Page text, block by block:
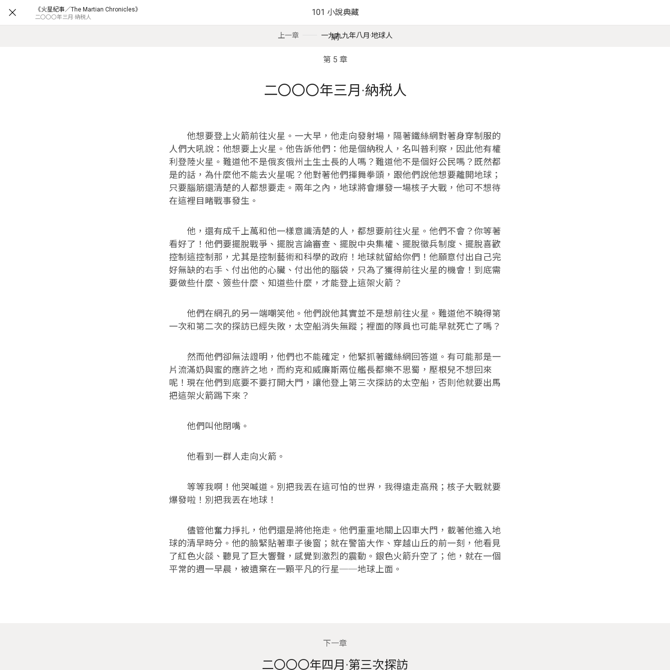
《火星紀事／The Martian Chronicles》
二〇〇〇年三月·納税人 101 小說典藏
網
上一章 一九九九年八月·地球人
第 5 章
二〇〇〇年三月·納税人
他想要登上火箭前往火星。一大早，他走向發射場，隔著鐵絲網對著身穿制服的
人們大吼說：他想要上火星。他告訴他們：他是個納稅人，名叫普利察，因此他有權
利登陸火星。難道他不是俄亥俄州土生土長的人嗎？難道他不是個好公民嗎？既然都
是的話，為什麼他不能去火星呢？他對著他們揮舞拳頭，跟他們說他想要離開地球；
只要腦筋還清楚的人都想要走。兩年之內，地球將會爆發一場核子大戰，他可不想待
在這裡目睹戰事發生。
他，還有成千上萬和他一樣意識清楚的人，都想要前往火星。他們不會？你等著
看好了！他們要擺脫戰爭、擺脫言論審查、擺脫中央集權、擺脫徵兵制度、擺脫喜歡
控制這控制那，尤其是控制藝術和科學的政府！地球就留給你們！他願意付出自己完
好無缺的右手、付出他的心臟、付出他的腦袋，只為了獲得前往火星的機會！到底需
要做些什麼、簽些什麼、知道些什麼，才能登上這架火箭？
他們在網孔的另一端嘲笑他。他們說他其實並不是想前往火星。難道他不曉得第
一次和第二次的探訪已經失敗，太空船消失無蹤；裡面的隊員也可能早就死亡了嗎？
然而他們卻無法證明，他們也不能確定，他緊抓著鐵絲網回答道。有可能那是一
片流滿奶與蜜的應許之地，而約克和威廉斯兩位艦長都樂不思蜀，壓根兒不想回來
呢！現在他們到底要不要打開大門，讓他登上第三次探訪的太空船，否則他就要出馬
把這架火箭踢下來？
他們叫他閉嘴。
他看到一群人走向火箭。
等等我啊！他哭喊道。別把我丟在這可怕的世界，我得遠走高飛；核子大戰就要
爆發啦！別把我丟在地球！
儘管他奮力掙扎，他們還是將他拖走。他們重重地關上囚車大門，載著他進入地
球的清早時分。他的臉緊貼著車子後窗；就在警笛大作、穿越山丘的前一刻，他看見
了紅色火燄、聽見了巨大響聲，感覺到激烈的震動。銀色火箭升空了；他，就在一個
平常的週一早晨，被遺棄在一顆平凡的行星──地球上面。
下一章
二〇〇〇年四月·第三次探訪